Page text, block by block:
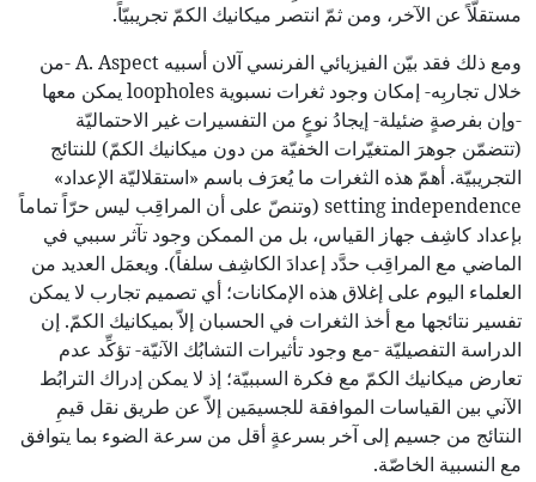
مستقلّاً عن الآخر، ومن ثمّ انتصر ميكانيك الكمّ تجريبيّاً.
ومع ذلك فقد بيّن الفيزيائي الفرنسي آلان أسبيه A. Aspect -من
خلال تجاربِه- إمكان وجود ثغرات نسبوية loopholes يمكن معها
-وإن بفرصةٍ ضئيلة- إيجادُ نوعٍ من التفسيرات غير الاحتماليّة
(تتضمّن جوهرَ المتغيّرات الخفيّة من دون ميكانيك الكمّ) للنتائج
التجريبيّة. أهمّ هذه الثغرات ما يُعرَف باسم «استقلاليّة الإعداد»
setting independence (وتنصّ على أن المراقِب ليس حرّاً تماماً
بإعداد كاشِف جهاز القياس، بل من الممكن وجود تآثر سببي في
الماضي مع المراقِب حدَّد إعدادَ الكاشِف سلفاً). ويعمَل العديد من
العلماء اليوم على إغلاق هذه الإمكانات؛ أي تصميم تجارب لا يمكن
تفسير نتائجها مع أخذ الثغرات في الحسبان إلاّ بميكانيك الكمّ. إن
الدراسة التفصيليّة -مع وجود تأثيرات التشابُك الآنيّة- تؤكِّد عدم
تعارض ميكانيك الكمّ مع فكرة السببيّة؛ إذ لا يمكن إدراك الترابُط
الآني بين القياسات الموافقة للجسيمَين إلاّ عن طريق نقل قيمِ
النتائج من جسيم إلى آخر بسرعةٍ أقل من سرعة الضوء بما يتوافق
مع النسبية الخاصّة.